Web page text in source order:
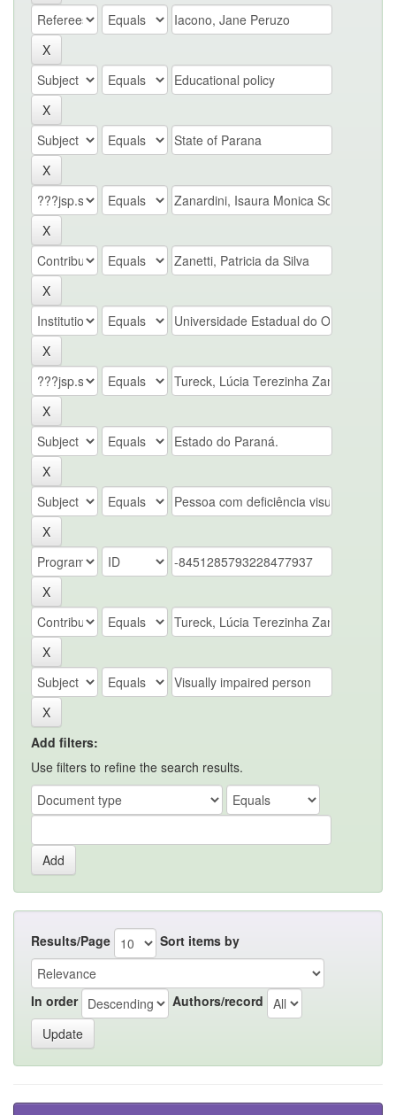
Add filters:
Use filters to refine the search results.
Results/Page Sort items by
In order Authors/record